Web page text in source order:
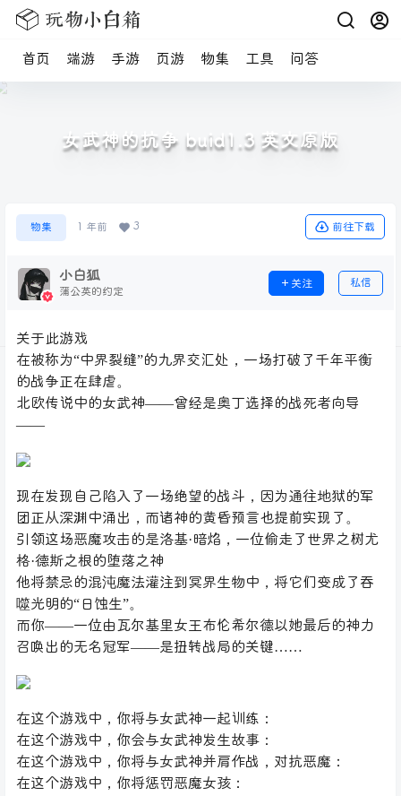
首页 端游 手游 页游 物集 工具 问答
女武神的抗争 buid1.3 英文原版
物集 1 年前 3 前往下载
小白狐
蒲公英的约定
关注 私信
关于此游戏
在被称为“中界裂缝”的九界交汇处，一场打破了千年平衡
的战争正在肆虐。
北欧传说中的女武神——曾经是奥丁选择的战死者向导
——
现在发现自己陷入了一场绝望的战斗，因为通往地狱的军
团正从深渊中涌出，而诸神的黄昏预言也提前实现了。
引领这场恶魔攻击的是洛基·暗焰，一位偷走了世界之树尤
格·德斯之根的堕落之神
他将禁忌的混沌魔法灌注到冥界生物中，将它们变成了吞
噬光明的“日蚀生”。
而你——一位由瓦尔基里女王布伦希尔德以她最后的神力
召唤出的无名冠军——是扭转战局的关键……
在这个游戏中，你将与女武神一起训练：
在这个游戏中，你会与女武神发生故事：
在这个游戏中，你将与女武神并肩作战，对抗恶魔：
在这个游戏中，你将惩罚恶魔女孩：